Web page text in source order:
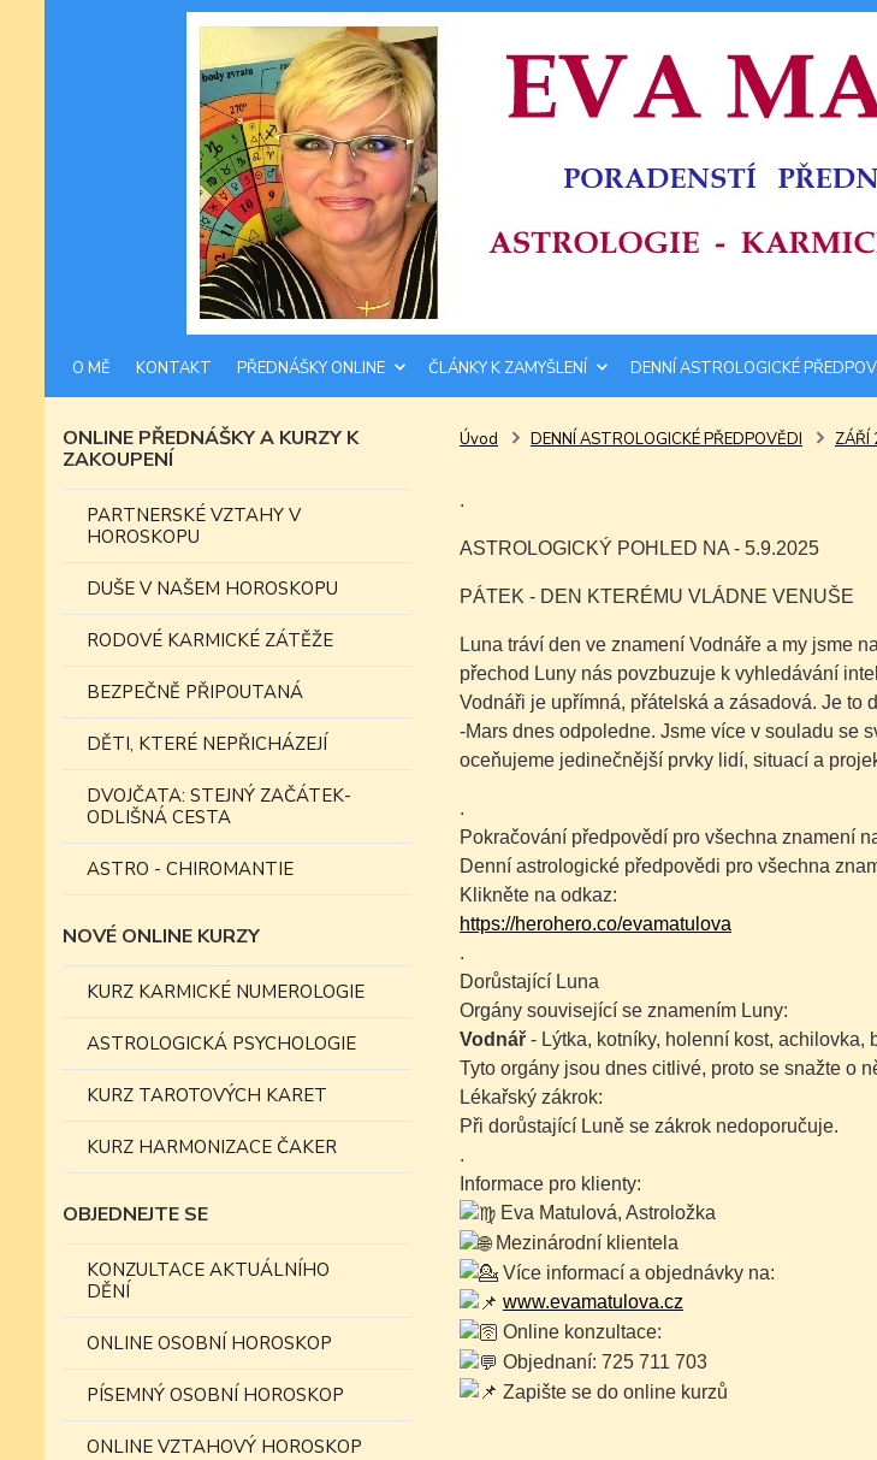
O MĚ KONTAKT PŘEDNÁŠKY ONLINE ČLÁNKY K ZAMYŠLENÍ DENNÍ ASTROLOGICKÉ
ONLINE PŘEDNÁŠKY A KURZY K
ZAKOUPENÍ
PARTNERSKÉ VZTAHY V
HOROSKOPU
DUŠE V NAŠEM HOROSKOPU
RODOVÉ KARMICKÉ ZÁTĚŽE
BEZPEČNĚ PŘIPOUTANÁ
DĚTI, KTERÉ NEPŘICHÁZEJÍ
DVOJČATA: STEJNÝ ZAČÁTEK-
ODLIŠNÁ CESTA
ASTRO - CHIROMANTIE
NOVÉ ONLINE KURZY
KURZ KARMICKÉ NUMEROLOGIE
ASTROLOGICKÁ PSYCHOLOGIE
KURZ TAROTOVÝCH KARET
KURZ HARMONIZACE ČAKER
OBJEDNEJTE SE
KONZULTACE AKTUÁLNÍHO
DĚNÍ
ONLINE OSOBNÍ HOROSKOP
PÍSEMNÝ OSOBNÍ HOROSKOP
ONLINE VZTAHOVÝ HOROSKOP
Úvod DENNÍ ASTROLOGICKÉ PŘEDPOVĚDI ZÁŘÍ
.
ASTROLOGICKÝ POHLED NA - 5.9.2025
PÁTEK - DEN KTERÉMU VLÁDNE VENUŠE
Luna tráví den ve znamení Vodnáře a my jsme
přechod Luny nás povzbuzuje k vyhledávání
Vodnáři je upřímná, přátelská a zásadová. Je
-Mars dnes odpoledne. Jsme více v souladu se
oceňujeme jedinečnější prvky lidí, situací a
.
Pokračování předpovědí pro všechna znamení
Denní astrologické předpovědi pro všechna
Klikněte na odkaz:
https://herohero.co/evamatulova
.
Dorůstající Luna
Orgány související se znamením Luny:
Vodnář- Lýtka, kotníky, holenní kost, achilovka,
Tyto orgány jsou dnes citlivé, proto se snažte o
Lékařský zákrok:
Při dorůstající Luně se zákrok nedoporučuje.
.
Informace pro klienty:
Eva Matulová, Astroložka
Mezinárodní klientela
Více informací a objednávky na:
www.evamatulova.cz
Online konzultace:
Objednaní: 725 711 703
Zapište se do online kurzů